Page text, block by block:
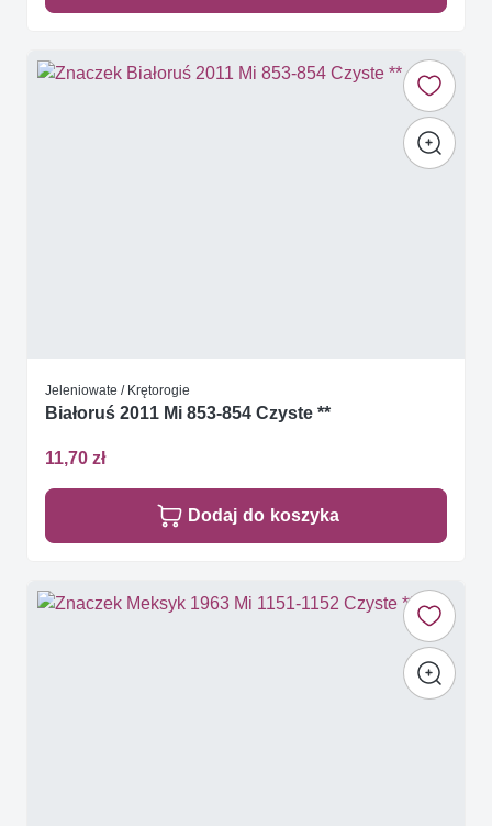
Jeleniowate / Krętorogie
Białoruś 2011 Mi 853-854 Czyste **
11,70 zł
Dodaj do koszyka